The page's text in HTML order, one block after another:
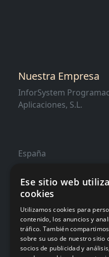
Nuestra Empresa
InforSystem
Aplicaciones, S.L.
España
Suscribete a
Te informaremos de
Email
Ese sitio web utiliza
cookies
Utilizamos cookies para
contenido, los anuncios y
tráfico. También
sobre su uso de nuestro sitio
socios de publicidad y